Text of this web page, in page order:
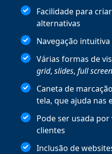
Facilidade para
alternativas
Navegação
Várias formas de
grid, slides, full screen
Caneta de
tela, que ajuda nas
Pode ser usada
clientes
Inclusão de